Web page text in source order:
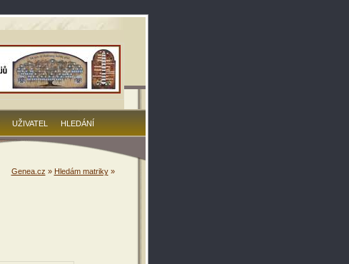
UŽIVATEL HLEDÁNÍ
Genea.cz » Hledám matriky»